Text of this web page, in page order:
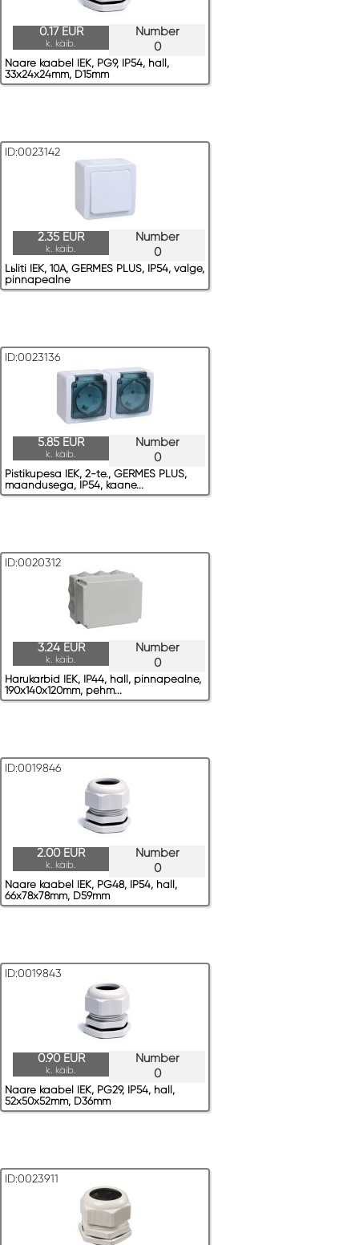
Number
0
0.17 EUR
k. käib.
Naare kaabel IEK, PG9, IP54, hall,
33x24x24mm, D15mm
ID:0023142
Number
0
2.35 EUR
k. käib.
Lьliti IEK, 10A, GERMES PLUS, IP54, valge,
pinnapealne
ID:0023136
Number
0
5.85 EUR
k. käib.
Pistikupesa IEK, 2-te., GERMES PLUS,
maandusega, IP54, kaane...
ID:0020312
Number
0
3.24 EUR
k. käib.
Harukarbid IEK, IP44, hall, pinnapealne,
190x140x120mm, pehm...
ID:0019846
Number
0
2.00 EUR
k. käib.
Naare kaabel IEK, PG48, IP54, hall,
66x78x78mm, D59mm
ID:0019843
Number
0
0.90 EUR
k. käib.
Naare kaabel IEK, PG29, IP54, hall,
52x50x52mm, D36mm
ID:0023911